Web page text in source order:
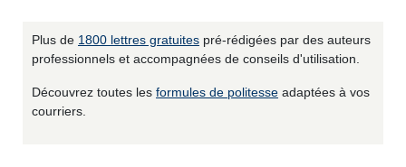
Plus de 1800 lettres gratuites pré-rédigées par des auteurs
professionnels et accompagnées de conseils d'utilisation.
Découvrez toutes les formules de politesse adaptées à vos
courriers.